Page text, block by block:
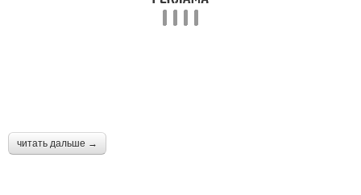
читать дальше →